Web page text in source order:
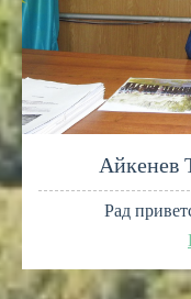
Айкенев
Рад